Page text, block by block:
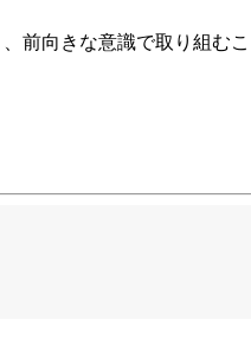
前向きな意識で取り組む